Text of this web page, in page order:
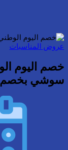
عروض المناسبات
سوشي بخصم 23%